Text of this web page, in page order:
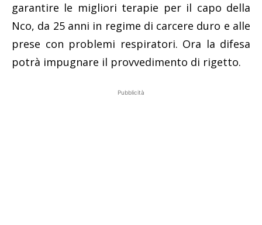
garantire le migliori terapie per il capo della
Nco, da 25 anni in regime di carcere duro e alle
prese con problemi respiratori. Ora la difesa
potrà impugnare il provvedimento di rigetto.
Pubblicità